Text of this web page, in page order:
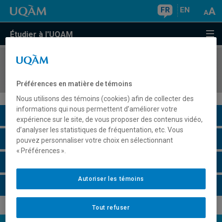
FR EN
Étudier à l'UQAM
COURS//
Description du cours
Horaire - Été 2026
Préférences en matière de témoins
Nous utilisons des témoins (cookies) afin de collecter des
informations qui nous permettent d’améliorer votre
expérience sur le site, de vous proposer des contenus vidéo,
d’analyser les statistiques de fréquentation, etc. Vous
pouvez personnaliser votre choix en sélectionnant
« Préférences ».
Tout refuser
Autoriser les témoins